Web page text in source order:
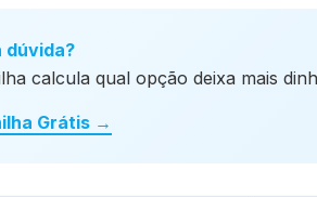
dúvida?
calcula qual opção deixa mais
Grátis →